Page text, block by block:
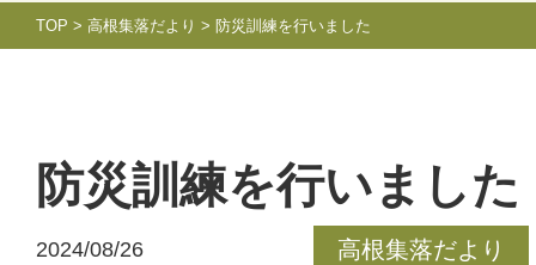
TOP > 高根集落だより > 防災訓練を行いました
防災訓練を行いました
2024/08/26 高根集落だより